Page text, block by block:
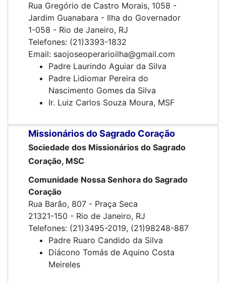
Rua Gregório de Castro Morais, 1058 -
Jardim Guanabara - Ilha do Governador
1-058 - Rio de Janeiro, RJ
Telefones: (21)3393-1832
Email: saojoseoperarioilha@gmail.com
Padre Laurindo Aguiar da Silva
Padre Lidiomar Pereira do
Nascimento Gomes da Silva
Ir. Luiz Carlos Souza Moura, MSF
Missionários do Sagrado Coração
Sociedade dos Missionários do Sagrado
Coração, MSC
Comunidade Nossa Senhora do Sagrado
Coração
Rua Barão, 807 - Praça Seca
21321-150 - Rio de Janeiro, RJ
Telefones: (21)3495-2019, (21)98248-887
Padre Ruaro Candido da Silva
Diácono Tomás de Aquino Costa
Meireles